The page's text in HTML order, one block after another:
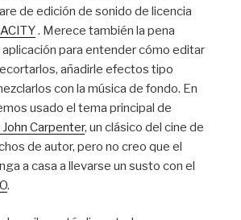
de edición de sonido de licencia
. Merece también la pena
aplicación para entender cómo editar
añadirle efectos tipo
con la música de fondo. En
usado el tema principal de
Carpenter, un clásico del cine de
de autor, pero no creo que el
a casa a llevarse un susto con el
.